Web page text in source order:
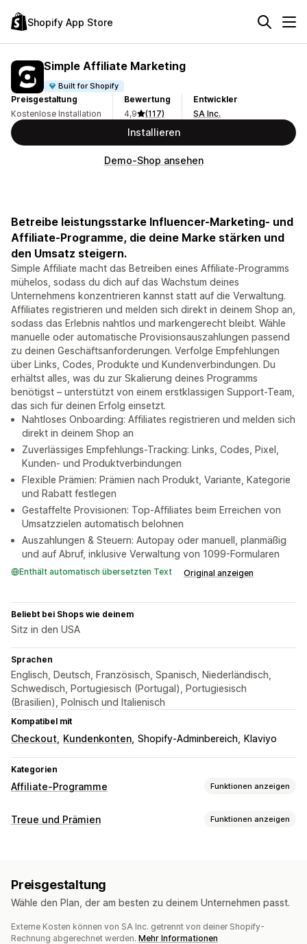
Shopify App Store
Simple Affiliate Marketing
Built for Shopify
Preisgestaltung
Kostenlose Installation
Bewertung
4,9
(117)
Entwickler
SA Inc.
Installieren
Demo-Shop ansehen
Betreibe leistungsstarke Influencer-Marketing- und
Affiliate-Programme, die deine Marke stärken und
den Umsatz steigern.
Simple Affiliate macht das Betreiben eines Affiliate-Programms
mühelos, sodass du dich auf das Wachstum deines
Unternehmens konzentrieren kannst statt auf die Verwaltung.
Affiliates registrieren und melden sich direkt in deinem Shop an,
sodass das Erlebnis nahtlos und markengerecht bleibt. Wähle
manuelle oder automatische Provisionsauszahlungen passend
zu deinen Geschäftsanforderungen. Verfolge Empfehlungen
über Links, Codes, Produkte und Kundenverbindungen. Du
erhältst alles, was du zur Skalierung deines Programms
benötigst – unterstützt von einem erstklassigen Support-Team,
das sich für deinen Erfolg einsetzt.
Nahtloses Onboarding: Affiliates registrieren und melden sich
direkt in deinem Shop an
Zuverlässiges Empfehlungs-Tracking: Links, Codes, Pixel,
Kunden- und Produktverbindungen
Flexible Prämien: Prämien nach Produkt, Variante, Kategorie
und Rabatt festlegen
Gestaffelte Provisionen: Top-Affiliates beim Erreichen von
Umsatzzielen automatisch belohnen
Auszahlungen & Steuern: Autopay oder manuell, planmäßig
und auf Abruf, inklusive Verwaltung von 1099-Formularen
Enthält automatisch übersetzten Text Original anzeigen
Beliebt bei Shops wie deinem
Sitz in den USA
Sprachen
Englisch, Deutsch, Französisch, Spanisch, Niederländisch,
Schwedisch, Portugiesisch (Portugal), Portugiesisch
(Brasilien), Polnisch und Italienisch
Kompatibel mit
Checkout Kundenkonten Shopify-Adminbereich Klaviyo
Kategorien
Affiliate-Programme Funktionen anzeigen
Provisionsoptionen
Empfehlungsmanagement
Massengenerierung von Links Kollektionslinks Rabatte
Treue und Prämien Funktionen anzeigen
Prämien, die du anbieten kannst
Coupons
Kostenlose Produkte Provision Individuelle Prämien
Preisgestaltung
Wähle den Plan, der am besten zu deinem Unternehmen passt.
Externe Kosten können von SA Inc. getrennt von deiner Shopify-
Rechnung abgerechnet werden. Mehr Informationen